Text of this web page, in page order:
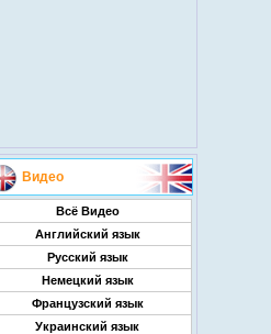
Видео
Всё Видео
Английский язык
Русский язык
Немецкий язык
Французский язык
Украинский язык